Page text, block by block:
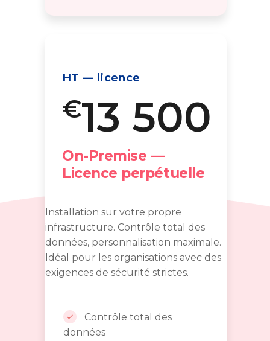
HT — licence
€13 500
On-Premise —
Licence perpétuelle
Installation sur votre propre
infrastructure. Contrôle total des
données, personnalisation maximale.
Idéal pour les organisations avec des
exigences de sécurité strictes.
Contrôle total des
données